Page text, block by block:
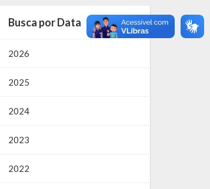
Busca por Data
2026
2025
2024
2023
2022